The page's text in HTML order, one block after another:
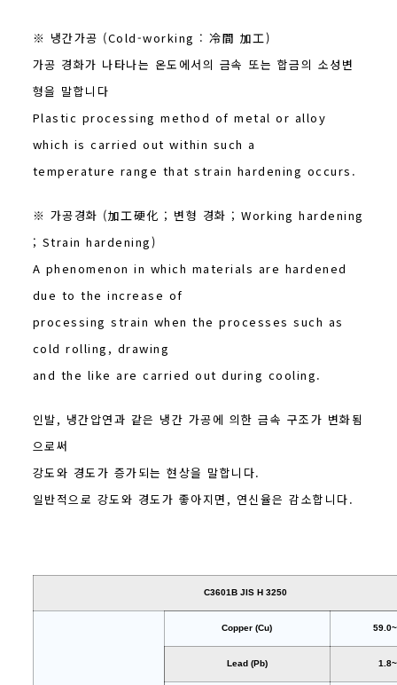
※ 냉간가공 (Cold-working : 冷間 加工)
가공 경화가 나타나는 온도에서의 금속 또는 합금의 소성변
형을 말합니다
Plastic processing method of metal or alloy
which is carried out within such a
temperature range that strain hardening occurs.
※ 가공경화 (加工硬化 ; 변형 경화 ; Working hardening
; Strain hardening)
A phenomenon in which materials are hardened
due to the increase of
processing strain when the processes such as
cold rolling, drawing
and the like are carried out during cooling.
인발, 냉간압연과 같은 냉간 가공에 의한 금속 구조가 변화됨
으로써
강도와 경도가 증가되는 현상을 말합니다.
일반적으로 강도와 경도가 좋아지면, 연신율은 감소합니다.
C3601B JIS H 3250
Copper (Cu)
Lead (Pb)